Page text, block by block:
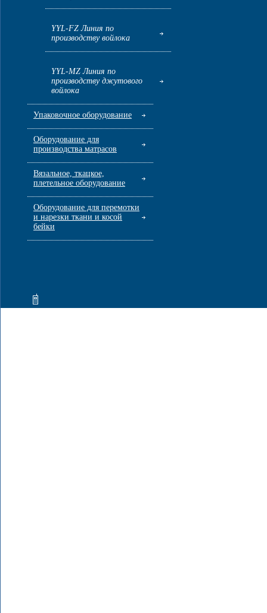
YYL-FZ Линия по
производству войлока
YYL-MZ Линия по
производству джутового
войлока
Упаковочное оборудование
Оборудование для
производства матрасов
Вязальное, ткацкое,
плетельное оборудование
Оборудование для перемотки
и нарезки ткани и косой
бейки